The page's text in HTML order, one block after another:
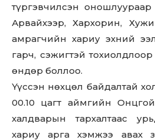
түргэвчилсэн
Арвайхээр, Хархорин,
амрагчийн хариу эхний
гарч, сэжигтэй
өндөр боллоо.
Үүссэн нөхцөл байдалтай
00.10 цагт аймгийн
халдварын тархалтаас
хариу арга хэмжээ авах